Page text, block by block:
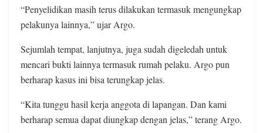
“Penyelidikan masih terus dilakukan termasuk mengungkap
pelakunya lainnya,” ujar Argo.
Sejumlah tempat, lanjutnya, juga sudah digeledah untuk
mencari bukti lainnya termasuk rumah pelaku. Argo pun
berharap kasus ini bisa terungkap jelas.
“Kita tunggu hasil kerja anggota di lapangan. Dan kami
berharap semua dapat diungkap dengan jelas,” terang Argo.